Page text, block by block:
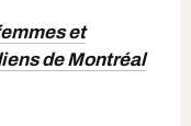
et
de Montréal